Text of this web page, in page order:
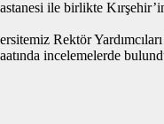
ile birlikte
Rektör
incelemelerde